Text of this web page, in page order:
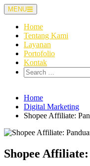
Skip
to
content
MENU
Home
Tentang Kami
Layanan
Portofolio
Kontak
Search
for:
Home
Digital Marketing
Shopee Affiliate:
Shopee